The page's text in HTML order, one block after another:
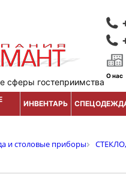
сферы гостеприимства
О нас
ИНВЕНТАРЬ
и столовые приборы